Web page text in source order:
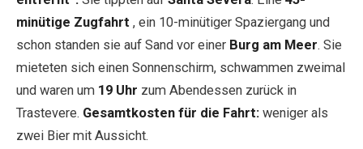
minütige Zugfahrt , ein 10-minütiger Spaziergang und
schon standen sie auf Sand vor einer Burg am Meer. Sie
mieteten sich einen Sonnenschirm, schwammen zweimal
und waren um 19 Uhr zum Abendessen zurück in
Trastevere. Gesamtkosten für die Fahrt: weniger als
zwei Bier mit Aussicht.